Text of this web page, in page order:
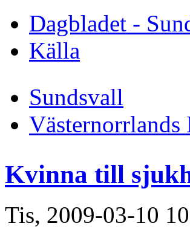
Dagbladet -
Källa
Sundsvall
Västernorrlands
Kvinna till
Tis, 2009-03-10